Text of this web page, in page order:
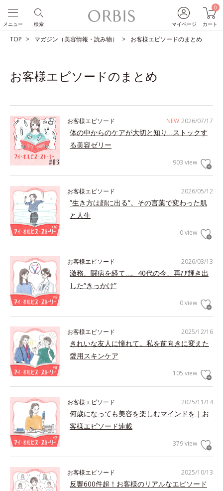
マイページ
0
カート
検索
メニュー
TOP マガジン（美容情報・読み物） お客様エピソードのまとめ
お客様エピソードのまとめ
NEW 2026/07/17
お客様エピソード
体の中からのケアが大切と知り…ストックす
る美容ゼリー
903 view
2026/05/12
お客様エピソード
”生き方は顔に出る”。その言葉で変わった肌
と人生
0 view
2026/03/13
お客様エピソード
激務、闘病を経て…。40代の今、再び輝き出
した“きっかけ”
0 view
2025/12/16
お客様エピソード
きれいな友人に憧れて。私を前向きに変えた
愛用スキンケア
105 view
2025/11/14
お客様エピソード
何歳になっても美容を楽しむマインドを｜お
客様エピソード連載
379 view
2025/10/13
お客様エピソード
反響600件超！お客様のリアルなエピソード